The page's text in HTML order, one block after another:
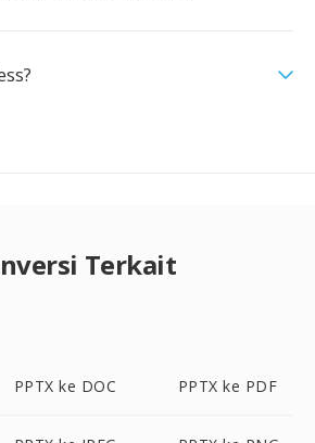
Terkait
PPTX ke DOC PPTX ke PDF